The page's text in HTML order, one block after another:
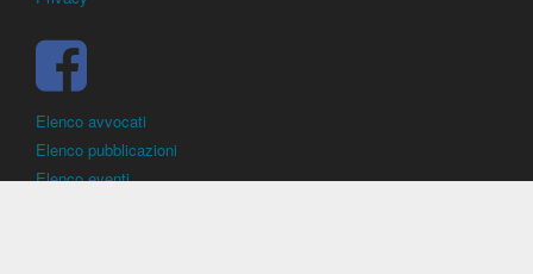
Elenco avvocati
Elenco pubblicazioni
Elenco eventi